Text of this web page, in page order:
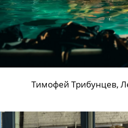
Тимофей Трибунцев,